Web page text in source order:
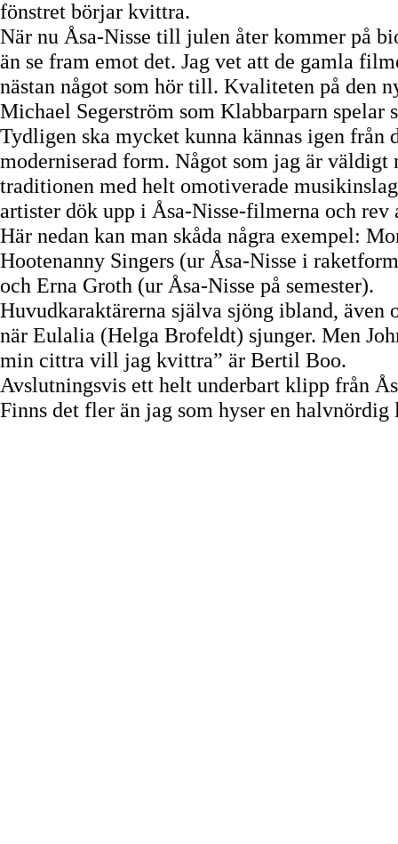
fönstret börjar kvittra.
När nu Åsa-Nisse till julen åter kommer på
än se fram emot det. Jag vet att de gamla
nästan något som hör till. Kvaliteten på den
Michael Segerström som Klabbarparn spelar
Tydligen ska mycket kunna kännas igen
moderniserad form. Något som jag är
traditionen med helt omotiverade
artister dök upp i Åsa-Nisse-filmerna och
Här nedan kan man skåda några exempel:
Hootenanny Singers (ur Åsa-Nisse i
och Erna Groth (ur Åsa-Nisse på semester).
Huvudkaraktärerna själva sjöng ibland, även
när Eulalia (Helga Brofeldt) sjunger. Men
min cittra vill jag kvittra” är Bertil Boo.
Avslutningsvis ett helt underbart klipp från
Finns det fler än jag som hyser en